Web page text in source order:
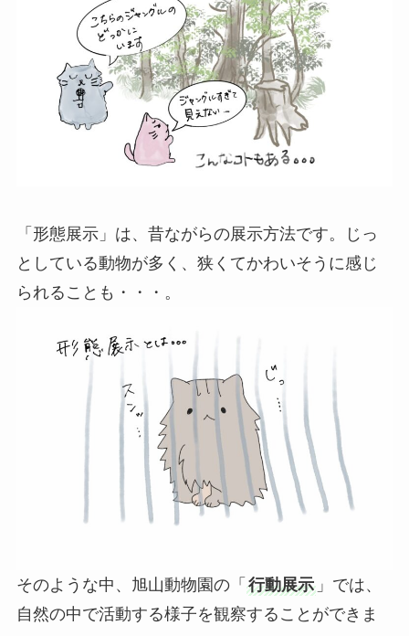
「形態展示」は、昔ながらの展示方法です。じっ
としている動物が多く、狭くてかわいそうに感じ
られることも・・・。
そのような中、旭山動物園の「 行動展示」では、
自然の中で活動する様子を観察することができま